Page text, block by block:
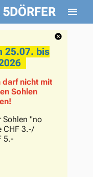
25.07. bis
darf nicht mit
Sohlen
Sohlen "no
CHF 3.-/
5.-